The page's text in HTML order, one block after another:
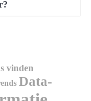
vinden
Data-